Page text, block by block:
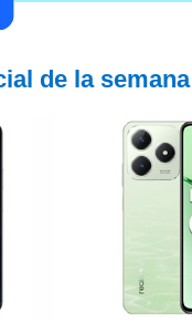
de la semana